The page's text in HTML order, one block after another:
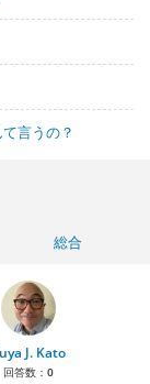
言うの？
総合
J. Kato
回答数： 0